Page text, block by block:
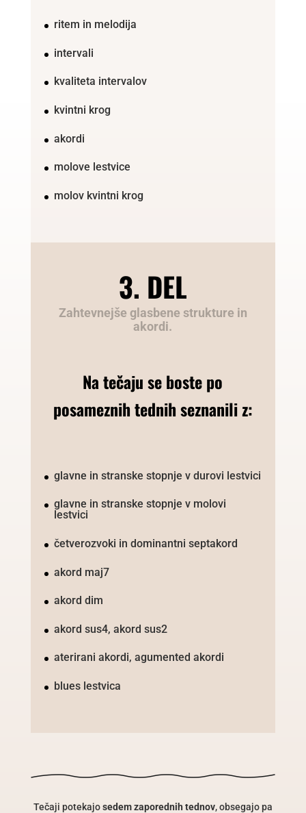
ritem in melodija
intervali
kvaliteta intervalov
kvintni krog
akordi
molove lestvice
molov kvintni krog
3. DEL
Zahtevnejše glasbene strukture in
akordi.
Na tečaju se boste po
posameznih tednih seznanili z:
glavne in stranske stopnje v durovi lestvici
glavne in stranske stopnje v molovi
lestvici
četverozvoki in dominantni septakord
akord maj7
akord dim
akord sus4, akord sus2
aterirani akordi, agumented akordi
blues lestvica
Tečaji potekajosedem zaporednih tednov, obsegajo pa